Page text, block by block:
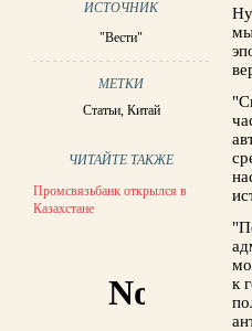
ИСТОЧНИК
"Вести"
МЕТКИ
Статьи, Китай
ЧИТАЙТЕ ТАКЖЕ
Промсвязьбанк открылся в
Казахстане
к